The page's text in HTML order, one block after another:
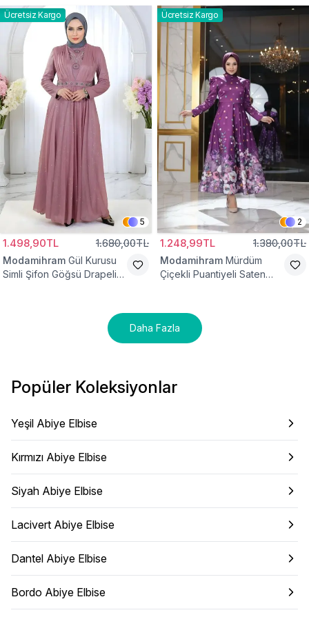
Ücretsiz Kargo
5
1.498,90TL 1.680,00TL
Modamihram Gül Kurusu
Simli Şifon Göğsü Drapeli
Ücretsiz Kargo
2
1.248,99TL 1.380,00TL
Modamihram Mürdüm
Çiçekli Puantiyeli Saten
Daha Fazla
Popüler Koleksiyonlar
Yeşil Abiye Elbise
Kırmızı Abiye Elbise
Siyah Abiye Elbise
Lacivert Abiye Elbise
Dantel Abiye Elbise
Bordo Abiye Elbise